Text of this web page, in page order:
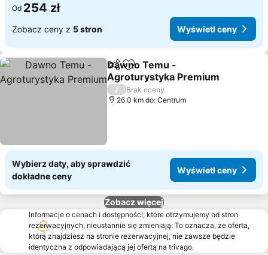
Od 254 zł
Zobacz ceny z 5 stron Wyświetl ceny
Udostępnij
Dodaj do ulubionych
Dawno Temu -
Agroturystyka Premium
Wyświetl ceny
/
Brak oceny
26.0 km do: Centrum
Wybierz daty, aby sprawdzić
dokładne ceny
Wyświetl ceny
Zobacz więcej
Informacje o cenach i dostępności, które otrzymujemy od stron
rezerwacyjnych, nieustannie się zmieniają. To oznacza, że oferta,
którą znajdziesz na stronie rezerwacyjnej, nie zawsze będzie
identyczna z odpowiadającą jej ofertą na trivago.